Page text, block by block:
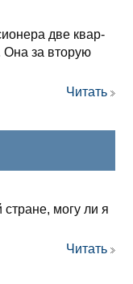
две квар­
Она за вто­рую
Читать
мо­гу ли я
Читать